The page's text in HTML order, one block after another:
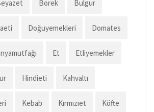
Borek Bulgur
Doğuyemekleri Domates
Et Etliyemekler
Hindieti Kahvaltı
Kebab Kırmızıet Köfte